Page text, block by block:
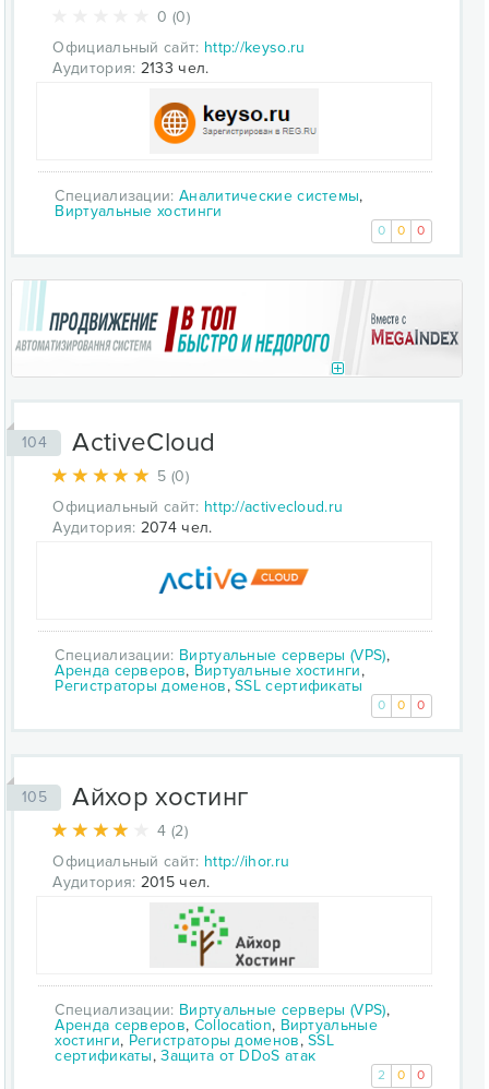
0 (0)
Официальный сайт: http://keyso.ru
Аудитория: 2133 чел.
Специализации: Аналитические системы,
Виртуальные хостинги
0 0 0
104 ActiveCloud
5 (0)
Официальный сайт: http://activecloud.ru
Аудитория: 2074 чел.
Специализации: Виртуальные серверы (VPS),
Аренда серверов, Виртуальные хостинги,
Регистраторы доменов,SSL сертификаты
0 0 0
105 Айхор хостинг
4 (2)
Официальный сайт: http://ihor.ru
Аудитория: 2015 чел.
Специализации: Виртуальные серверы (VPS),
Аренда серверов, Collocation, Виртуальные
хостинги, Регистраторы доменов,SSL
сертификаты,Защита от DDoS атак
2 0 0